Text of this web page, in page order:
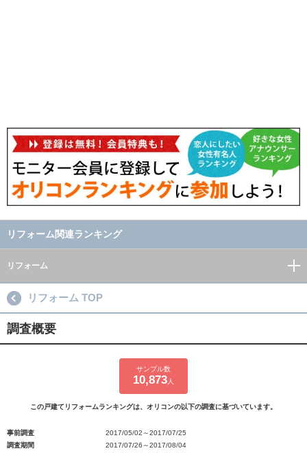
リフォーム関連ランキング
リフォーム
リフォーム TOP
調査概要
サンプル数
10,873 人
この戸建てリフォームランキングは、オリコンの以下の調査に基づいています。
事前調査
2017/05/02～2017/07/25
調査期間
2017/07/26～2017/08/04